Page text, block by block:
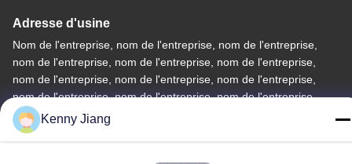
Adresse d'usine
Nom de l'entreprise, nom de l'entreprise, nom de l'entreprise,
nom de l'entreprise, nom de l'entreprise, nom de l'entreprise,
nom de l'entreprise, nom de l'entreprise, nom de l'entreprise,
nom de l'entreprise, nom de l'entreprise, nom de l'entreprise,
nom
Téléphone
Kenny Jiang